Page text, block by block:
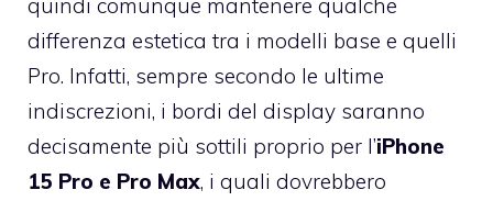
differenza estetica tra i modelli base e quelli
Pro. Infatti, sempre secondo le ultime
indiscrezioni, i bordi del display saranno
decisamente più sottili proprio per l’iPhone
15 Pro e Pro Max, i quali dovrebbero